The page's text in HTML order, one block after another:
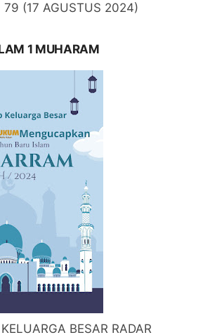
79 (17 AGUSTUS 2024)
1 MUHARAM
BESAR RADAR